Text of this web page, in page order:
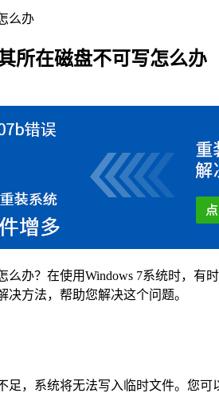
么办
所在磁盘不可写怎么办
办？在使用Windows 7系统时，
方法，帮助您解决这个问题。
，系统将无法写入临时文件。您